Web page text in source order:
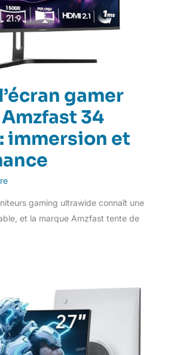
gamer
34
immersion et
gaming ultrawide connaît une
et la marque Amzfast tente de